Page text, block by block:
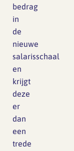
bedrag
in
de
nieuwe
salarisschaal
en
krijgt
deze
er
dan
een
trede